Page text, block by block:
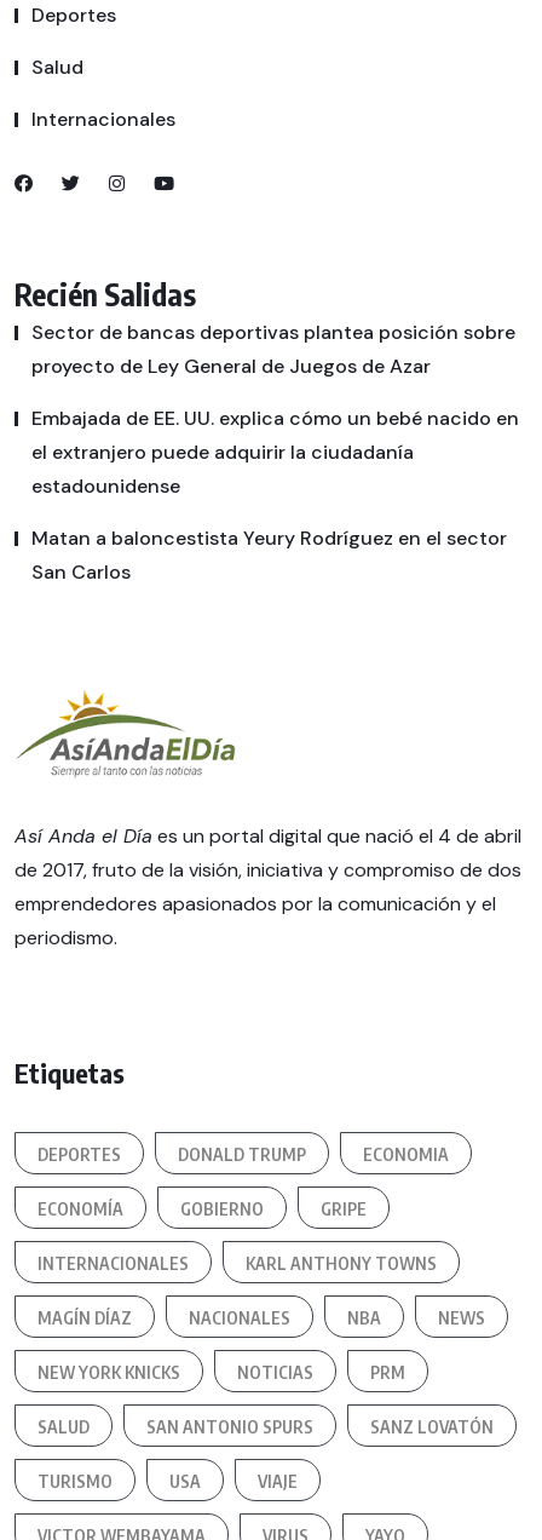
Deportes
Salud
Internacionales
Recién Salidas
Sector de bancas deportivas plantea posición sobre
proyecto de Ley General de Juegos de Azar
Embajada de EE. UU. explica cómo un bebé nacido en
el extranjero puede adquirir la ciudadanía
estadounidense
Matan a baloncestista Yeury Rodríguez en el sector
San Carlos
Así Anda el Día es un portal digital que nació el 4 de abril
de 2017, fruto de la visión, iniciativa y compromiso de dos
emprendedores apasionados por la comunicación y el
periodismo.
Etiquetas
DEPORTES DONALD TRUMP ECONOMIA
ECONOMÍA GOBIERNO GRIPE
INTERNACIONALES KARL ANTHONY TOWNS
MAGÍN DÍAZ NACIONALES NBA NEWS
NEW YORK KNICKS NOTICIAS PRM
SALUD SAN ANTONIO SPURS SANZ LOVATÓN
TURISMO USA VIAJE
VICTOR WEMBAYAMA VIRUS YAYO